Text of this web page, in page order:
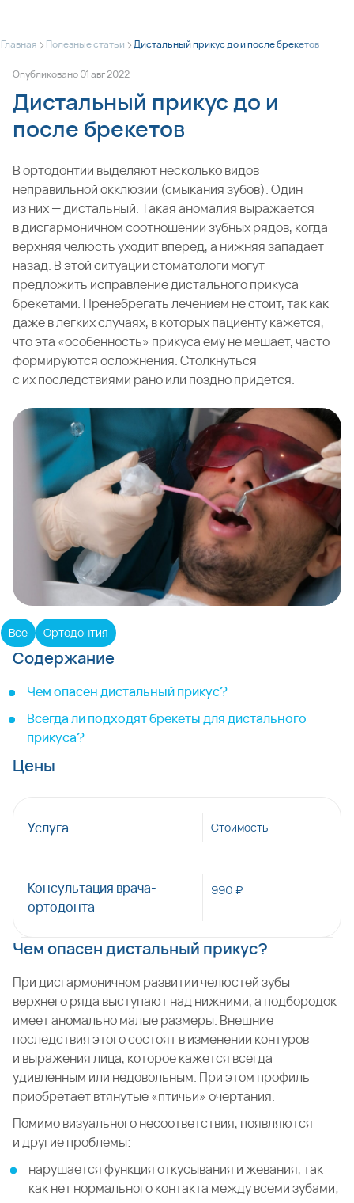
Главная > Полезные статьи >Дистальный прикус до и после брекетов
Опубликовано01авг2022
Дистальный прикус до и
после брекетов
В ортодонтии выделяют несколько видов
неправильной окклюзии (смыкания зубов). Один
из них — дистальный. Такая аномалия выражается
в дисгармоничном соотношении зубных рядов, когда
верхняя челюсть уходит вперед, а нижняя западает
назад. В этой ситуации стоматологи могут
предложить исправление дистального прикуса
брекетами. Пренебрегать лечением не стоит, так как
даже в легких случаях, в которых пациенту кажется,
что эта «особенность» прикуса ему не мешает, часто
формируются осложнения. Столкнуться
с их последствиями рано или поздно придется.
Все Ортодонтия
Содержание
Чем опасен дистальный прикус?
Всегда ли подходят брекеты для дистального
прикуса?
Цены
Услуга Стоимость
Консультация врача-
ортодонта
990 ₽
Чем опасен дистальный прикус?
При дисгармоничном развитии челюстей зубы
верхнего ряда выступают над нижними, а подбородок
имеет аномально малые размеры. Внешние
последствия этого состоят в изменении контуров
и выражения лица, которое кажется всегда
удивленным или недовольным. При этом профиль
приобретает втянутые «птичьи» очертания.
Помимо визуального несоответствия, появляются
и другие проблемы:
нарушается функция откусывания и жевания, так
как нет нормального контакта между всеми зубами;